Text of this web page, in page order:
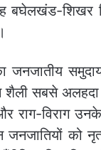
बघेलखंड-शिखर
जनजातीय
शैली सबसे अलहदा
राग-विराग
जनजातियों को